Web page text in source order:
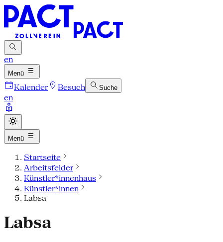
en
Menü
Kalender Besuch Suche
en
Menü
Startseite
Arbeitsfelder
Künstler*innenhaus
Künstler*innen
Labsa
Labsa